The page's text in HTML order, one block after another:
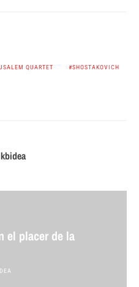
QUARTET
SHOSTAKOVICH
el placer de la